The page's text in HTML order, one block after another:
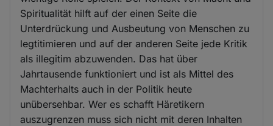
Spiritualität hilft auf der einen Seite die
Unterdrückung und Ausbeutung von Menschen zu
legtitimieren und auf der anderen Seite jede Kritik
als illegitim abzuwenden. Das hat über
Jahrtausende funktioniert und ist als Mittel des
Machterhalts auch in der Politik heute
unübersehbar. Wer es schafft Häretikern
auszugrenzen muss sich nicht mit deren Inhalten